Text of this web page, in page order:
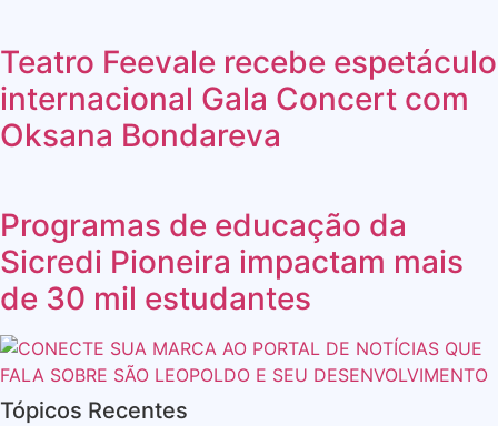
Teatro Feevale recebe espetáculo
internacional Gala Concert com
Oksana Bondareva
Programas de educação da
Sicredi Pioneira impactam mais
de 30 mil estudantes
Tópicos Recentes